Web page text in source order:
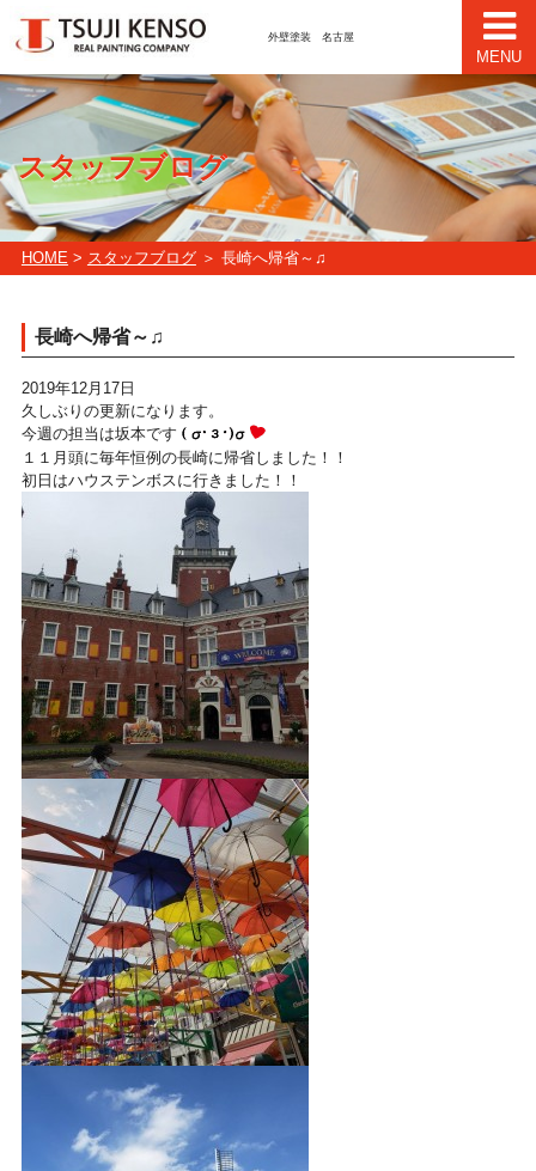
外壁塗装 名古屋
MENU
スタッフブログ
HOME> スタッフブログ＞ 長崎へ帰省～♫
長崎へ帰省～♫
2019年12月17日
久しぶりの更新になります。
今週の担当は坂本です
１１月頭に毎年恒例の長崎に帰省しました！！
初日はハウステンボスに行きました！！